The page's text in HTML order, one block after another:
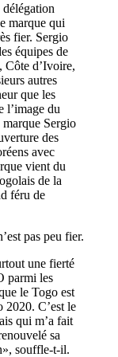
marque qui
fier. Sergio
équipes de
Côte d’Ivoire,
autres
que les
l’image du
Sergio
des
avec
vient du
de la
féru de
pas peu fier.
une fierté
parmi les
le Togo est
2020. C’est le
qui m’a fait
sa
souffle-t-il.